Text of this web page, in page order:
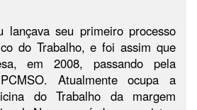
lançava seu primeiro processo
do Trabalho, e foi assim que
em 2008, passando pela
Atualmente ocupa a
do Trabalho da margem